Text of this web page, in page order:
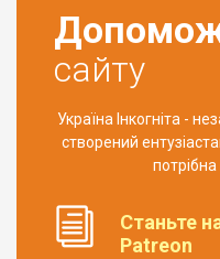
сайту
Україна Інкогніта -
створений
Станьте
Patreon